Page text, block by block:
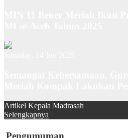
Artikel Kepala Madrasah
Selengkapnya